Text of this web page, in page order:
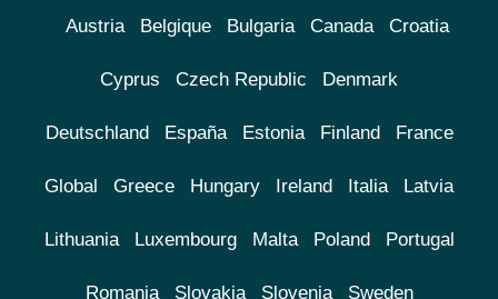
Austria Belgique Bulgaria Canada Croatia
Cyprus Czech Republic Denmark
Deutschland España Estonia Finland France
Global Greece Hungary Ireland Italia Latvia
Lithuania Luxembourg Malta Poland Portugal
Romania Slovakia Slovenia Sweden